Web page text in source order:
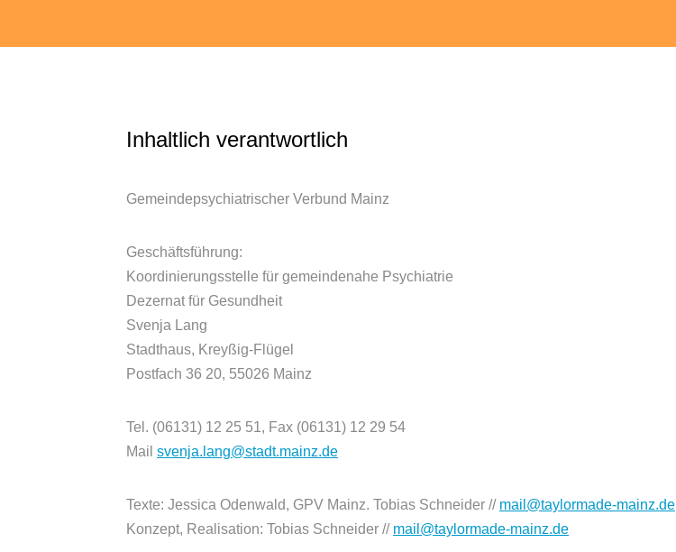
Inhaltlich verantwortlich
Gemeindepsychiatrischer Verbund Mainz
Geschäftsführung:
Koordinierungsstelle für gemeindenahe Psychiatrie
Dezernat für Gesundheit
Svenja Lang
Stadthaus, Kreyßig-Flügel
Postfach 36 20, 55026 Mainz
Tel. (06131) 12 25 51, Fax (06131) 12 29 54
Mail svenja.lang@stadt.mainz.de
Texte: Jessica Odenwald, GPV Mainz. Tobias Schneider // mail@taylormade-mainz.de
Konzept, Realisation: Tobias Schneider // mail@taylormade-mainz.de